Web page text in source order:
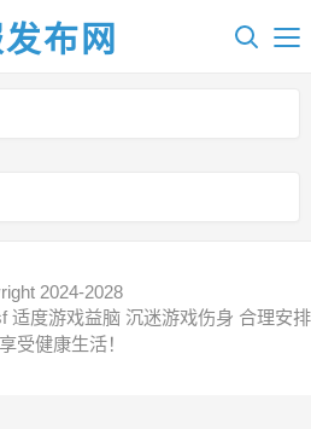
布网
2024-2028
适度游戏益脑 沉迷游戏伤身 合理安排
受健康生活！